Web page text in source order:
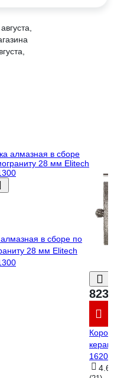
в сборе по
28 мм Elitech
823 ₽
Коронка
16207
4.6